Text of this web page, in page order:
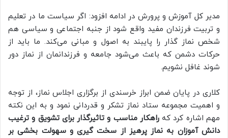
مدیر کل آموزش و پرورش در ادامه افزود: اگر سیاست ما در تعلیم
و تربیت فرزندان مفید واقع شود از جنبه اجتماعی و سیاسی هم
شخص نماز گذار را پایبند به اصول و مبانی می‌کند. ما باید از
حرکات دشمن که باعث می‌شود جامعه و فرزندانمان از نماز دور
شوند غافل نشویم.
کلاری در پایان ضمن ابراز خرسندی از برگزاری اجلاس نماز، از توجه
و اهمیت مجموعه ستاد نماز تشکر و قدردانی نمود و به این نکته
مهم اشاره کرد کهراهکار مناسب و تاثیرگذار برای تشویق و ترغیب
دانش آموزان به نماز پرهیز از سخت گیری و سهولت بخشی بر